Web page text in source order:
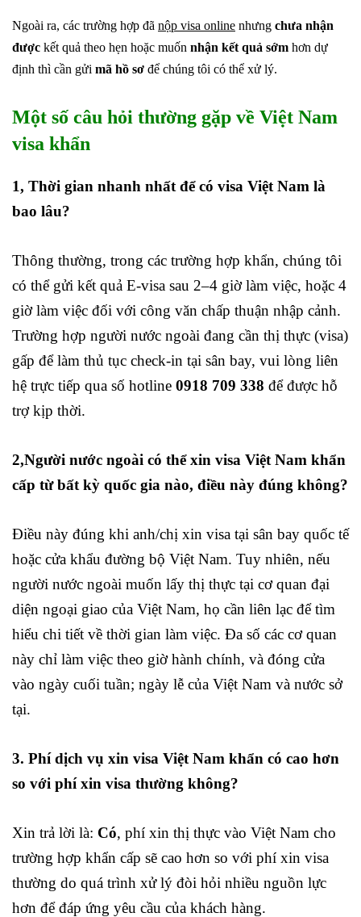
Ngoài ra, các trường hợp đã nộp visa online nhưng chưa nhận
được kết quả theo hẹn hoặc muốn nhận kết quả sớm hơn dự
định thì cần gửi mã hồ sơ để chúng tôi có thể xử lý.
Một số câu hỏi thường gặp về Việt Nam
visa khẩn
1, Thời gian nhanh nhất để có visa Việt Nam là
bao lâu?
Thông thường, trong các trường hợp khẩn, chúng tôi
có thể gửi kết quả E-visa sau 2–4 giờ làm việc, hoặc 4
giờ làm việc đối với công văn chấp thuận nhập cảnh.
Trường hợp người nước ngoài đang cần thị thực (visa)
gấp để làm thủ tục check-in tại sân bay, vui lòng liên
hệ trực tiếp qua số hotline 0918 709 338 để được hỗ
trợ kịp thời.
2,Người nước ngoài có thể xin visa Việt Nam khẩn
cấp từ bất kỳ quốc gia nào, điều này đúng không?
Điều này đúng khi anh/chị xin visa tại sân bay quốc tế
hoặc cửa khẩu đường bộ Việt Nam. Tuy nhiên, nếu
người nước ngoài muốn lấy thị thực tại cơ quan đại
diện ngoại giao của Việt Nam, họ cần liên lạc để tìm
hiểu chi tiết về thời gian làm việc. Đa số các cơ quan
này chỉ làm việc theo giờ hành chính, và đóng cửa
vào ngày cuối tuần; ngày lễ của Việt Nam và nước sở
tại.
3. Phí dịch vụ xin visa Việt Nam khẩn có cao hơn
so với phí xin visa thường không?
Xin trả lời là: Có, phí xin thị thực vào Việt Nam cho
trường hợp khẩn cấp sẽ cao hơn so với phí xin visa
thường do quá trình xử lý đòi hỏi nhiều nguồn lực
hơn để đáp ứng yêu cầu của khách hàng.